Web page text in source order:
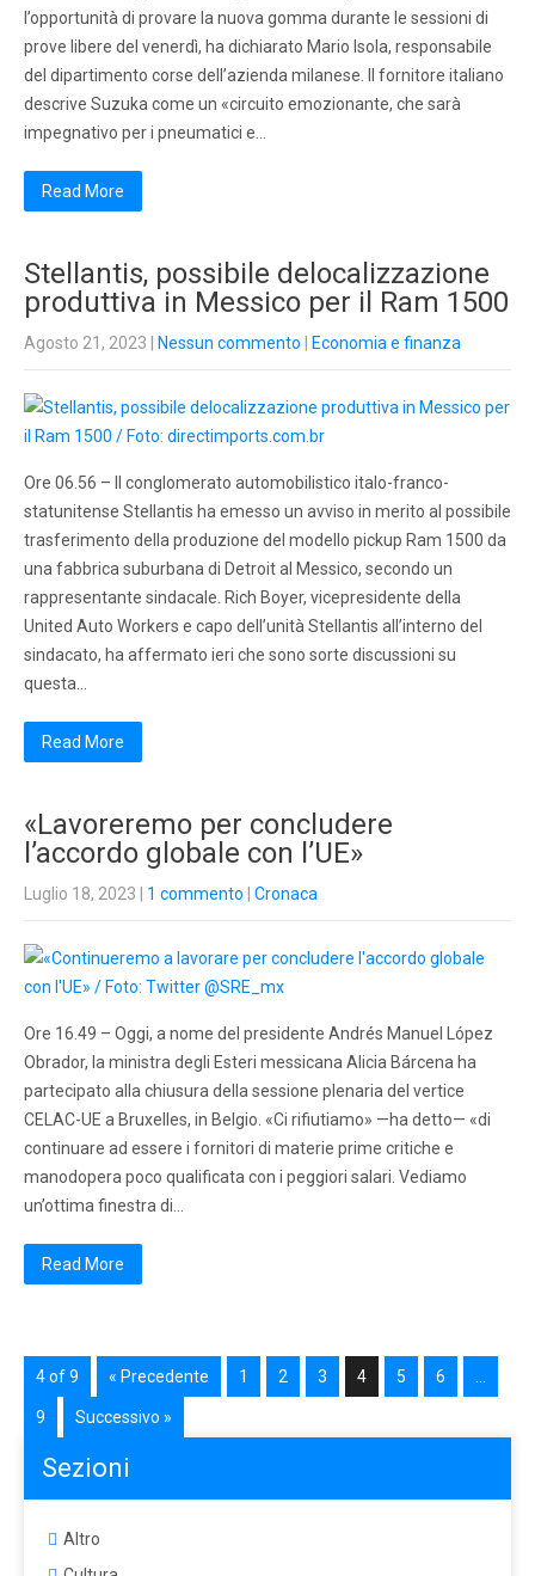
l’opportunità di provare la nuova gomma durante le sessioni di
prove libere del venerdì, ha dichiarato Mario Isola, responsabile
del dipartimento corse dell’azienda milanese. Il fornitore italiano
descrive Suzuka come un «circuito emozionante, che sarà
impegnativo per i pneumatici e…
Read More
Stellantis, possibile delocalizzazione
produttiva in Messico per il Ram 1500
Agosto 21, 2023 Nessun commento Economia e finanza
Ore 06.56 – Il conglomerato automobilistico italo-franco-
statunitense Stellantis ha emesso un avviso in merito al possibile
trasferimento della produzione del modello pickup Ram 1500 da
una fabbrica suburbana di Detroit al Messico, secondo un
rappresentante sindacale. Rich Boyer, vicepresidente della
United Auto Workers e capo dell’unità Stellantis all’interno del
sindacato, ha affermato ieri che sono sorte discussioni su
questa…
Read More
«Lavoreremo per concludere
l’accordo globale con l’UE»
Luglio 18, 2023 1 commento Cronaca
Ore 16.49 – Oggi, a nome del presidente Andrés Manuel López
Obrador, la ministra degli Esteri messicana Alicia Bárcena ha
partecipato alla chiusura della sessione plenaria del vertice
CELAC-UE a Bruxelles, in Belgio. «Ci rifiutiamo» —ha detto— «di
continuare ad essere i fornitori di materie prime critiche e
manodopera poco qualificata con i peggiori salari. Vediamo
un’ottima finestra di…
Read More
4 of 9 « Precedente 1 2 3 4 5 6
9 Successivo »
Sezioni
Altro